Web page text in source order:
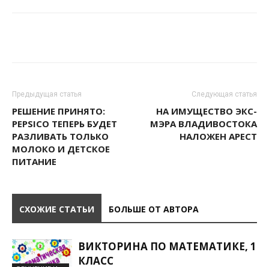
Предыдущая статья
РЕШЕНИЕ ПРИНЯТО:
PEPSICO ТЕПЕРЬ БУДЕТ
РАЗЛИВАТЬ ТОЛЬКО
МОЛОКО И ДЕТСКОЕ
ПИТАНИЕ
Следующая статья
НА ИМУЩЕСТВО ЭКС-
МЭРА ВЛАДИВОСТОКА
НАЛОЖЕН АРЕСТ
СХОЖИЕ СТАТЬИ БОЛЬШЕ ОТ АВТОРА
ВИКТОРИНА ПО МАТЕМАТИКЕ, 1
КЛАСС